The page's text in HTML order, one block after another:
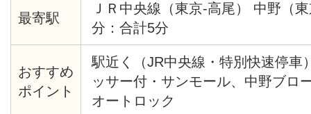
最寄駅
ＪＲ中央線（東京-高尾） 中野（
分：合計5分
おすすめ
ポイント
駅近く（JR中央線・特別快速停車
ッサー付・サンモール、中野ブロ
オートロック